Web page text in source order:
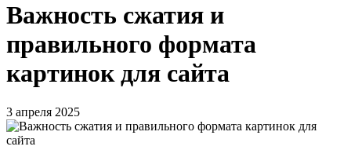
Важность сжатия и
правильного формата
картинок для сайта
3 апреля 2025